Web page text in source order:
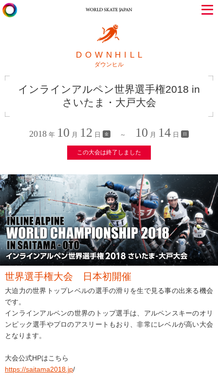
DOWNHILL
ダウンヒル
インラインアルペン世界選手権2018 in
さいたま・大戸大会
2018 年 10 月 12 日 金 ～ 10 月 14 日 日
この大会は終了しました
世界選手権大会 日本初開催
大迫力の世界トップレベルの選手の滑りを生で見る事の出来る機会
です。
インラインアルペンの世界のトップ選手は、アルペンスキーのオリ
ンピック選手やプロのアスリートもおり、非常にレベルが高い大会
となります。
大会公式HPはこちら
https://saitama2018.jp/